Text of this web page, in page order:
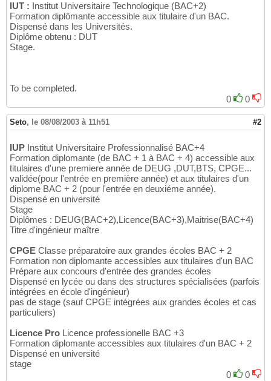
IUT : Institut Universitaire Technologique (BAC+2)
Formation diplômante accessible aux titulaire d'un BAC.
Dispensé dans les Universités.
Diplôme obtenu : DUT
Stage.
To be completed.
0
0
Seto, le 08/08/2003 à 11h51 #2
IUP Institut Universitaire Professionnalisé BAC+4
Formation diplomante (de BAC + 1 à BAC + 4) accessible aux
titulaires d'une premiere année de DEUG ,DUT,BTS, CPGE...
validée(pour l'entrée en première année) et aux titulaires d'un
diplome BAC + 2 (pour l'entrée en deuxiéme année).
Dispensé en université
Stage
Diplômes : DEUG(BAC+2),Licence(BAC+3),Maitrise(BAC+4)
Titre d'ingénieur maître
CPGE Classe préparatoire aux grandes écoles BAC + 2
Formation non diplomante accessibles aux titulaires d'un BAC
Prépare aux concours d'entrée des grandes écoles
Dispensé en lycée ou dans des structures spécialisées (parfois
intégrées en école d'ingénieur)
pas de stage (sauf CPGE intégrées aux grandes écoles et cas
particuliers)
Licence Pro Licence professionelle BAC +3
Formation diplomante accessibles aux titulaires d'un BAC + 2
Dispensé en université
stage
0
0